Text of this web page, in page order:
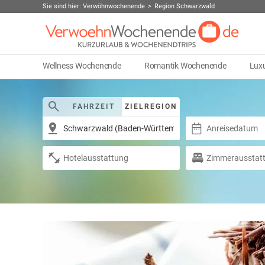
Sie sind hier: Verwöhnwochenende Region Schwarzwald
Wellness Wochenende Romantik Wochenende
FAHRZEIT ZIELREGION